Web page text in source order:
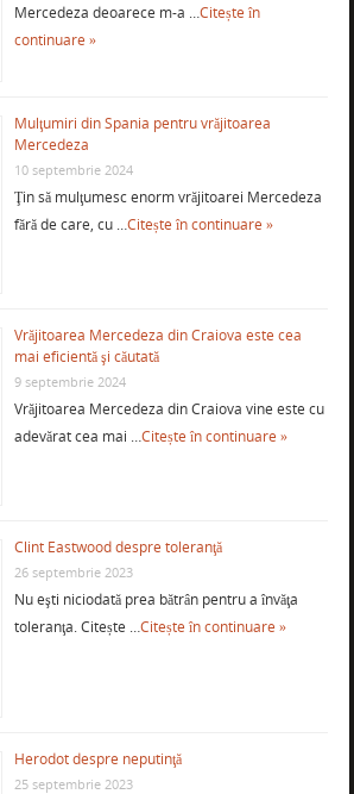
Mercedeza deoarece m-a …Citește în
continuare »
Mulţumiri din Spania pentru vrăjitoarea
Mercedeza
10 septembrie 2024
Ţin să mulţumesc enorm vrăjitoarei Mercedeza
fără de care, cu …Citește în continuare »
Vrăjitoarea Mercedeza din Craiova este cea
mai eficientă şi căutată
9 septembrie 2024
Vrăjitoarea Mercedeza din Craiova vine este cu
adevărat cea mai …Citește în continuare »
Clint Eastwood despre toleranţă
26 septembrie 2023
Nu eşti niciodată prea bătrân pentru a învăţa
toleranţa. Citește …Citește în continuare »
Herodot despre neputinţă
25 septembrie 2023